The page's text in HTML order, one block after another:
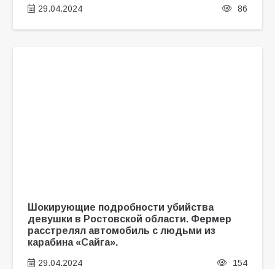
29.04.2024 86
Шокирующие подробности убийства
девушки в Ростовской области. Фермер
расстрелял автомобиль с людьми из
карабина «Сайга».
29.04.2024 154